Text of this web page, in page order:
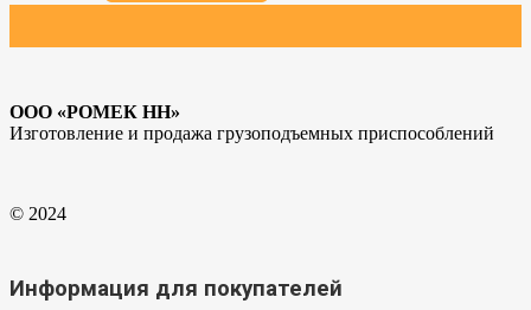
ООО «РОМЕК НН»
Изготовление и продажа грузоподъемных приспособлений
© 2024
Информация для покупателей